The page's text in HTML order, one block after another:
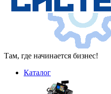
Там, где начинается бизнес!
Каталог